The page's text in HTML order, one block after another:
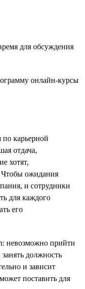
для обсуждения
онлайн-курсы
по карьерной
отдача,
хотят,
Чтобы ожидания
и сотрудники
для каждого
его
невозможно прийти
занять должность
и зависит
поставить для